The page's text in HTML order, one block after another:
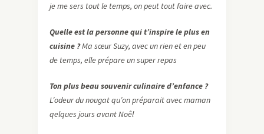
je me sers tout le temps, on peut tout faire avec.
Quelle est la personne qui t’inspire le plus en
cuisine ?Ma sœur Suzy, avec un rien et en peu
de temps, elle prépare un super repas
Ton plus beau souvenir culinaire d’enfance ?
L’odeur du nougat qu’on préparait avec maman
qelques jours avant Noêl